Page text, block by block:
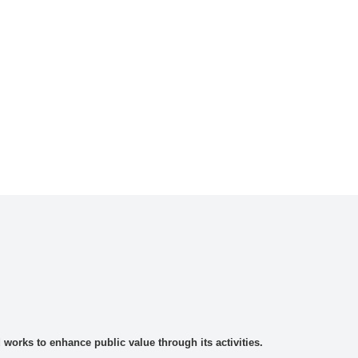
to enhance public value through its activities.